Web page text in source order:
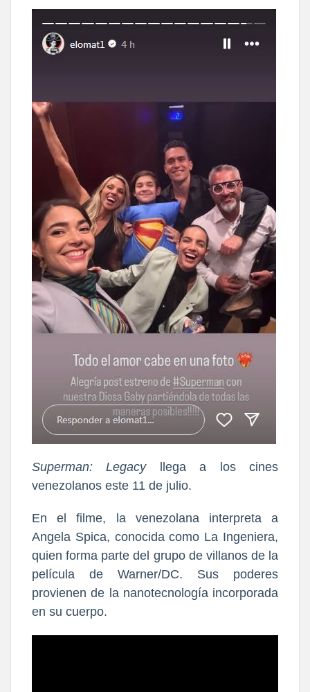
Superman: Legacy
llega a los cines
venezolanos este 11 de julio.
Enel filme,
la venezolana interpreta a
Angela Spica, conocida como La Ingeniera,
quien forma parte del grupo de villanos de la
película de Warner/DC. Sus poderes
provienen de la nanotecnología incorporada
en su cuerpo.